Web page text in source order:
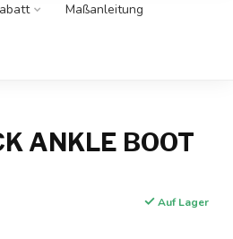
Maßanleitung
ANKLE BOOT
Auf Lager